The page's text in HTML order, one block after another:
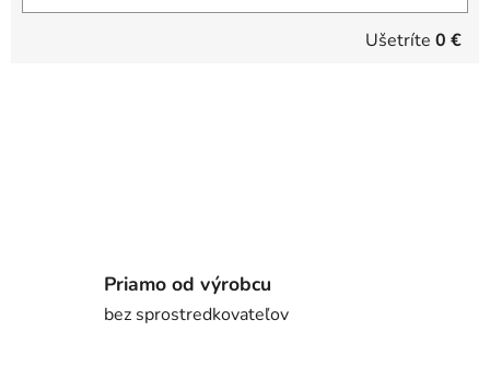
Ušetríte 0 €
Priamo od výrobcu
bez sprostredkovateľov